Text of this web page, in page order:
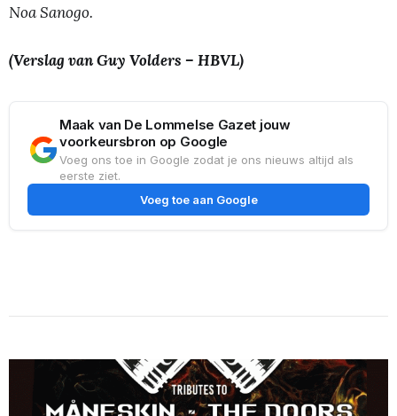
Noa Sanogo.
(Verslag van Guy Volders – HBVL)
Maak van De Lommelse Gazet jouw
voorkeursbron op Google
Voeg ons toe in Google zodat je ons nieuws altijd als
eerste ziet.
Voeg toe aan Google